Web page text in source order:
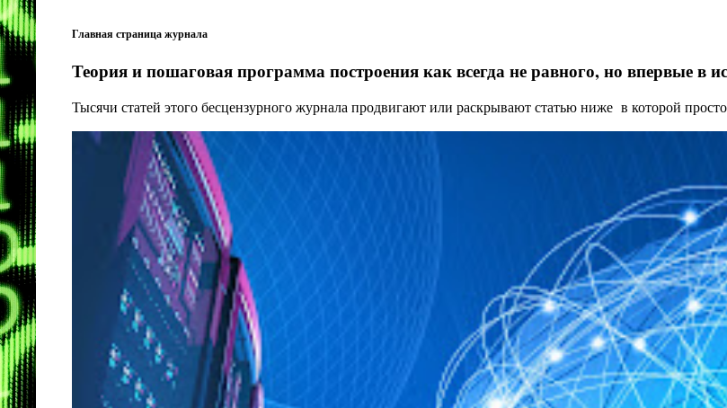
Главная страница журнала
Теория и пошаговая программа построения как всегда не равного, но впервые в
Тысячи статей этого бесцензурного журнала продвигают или раскрывают статью ниже в которой